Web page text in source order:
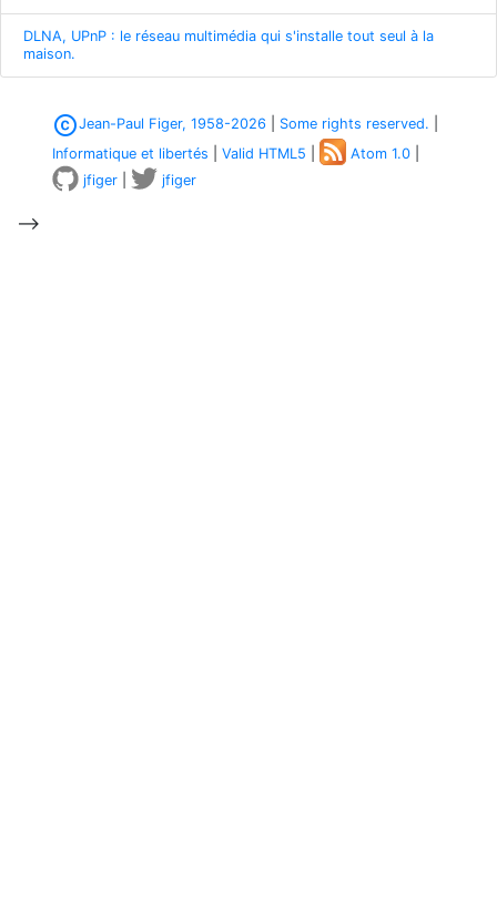
DLNA, UPnP : le réseau multimédia qui s'installe tout seul à la
maison.
copyrightJean-Paul Figer, 1958-2026 Some rights reserved.
Informatique et libertés
Valid HTML5 Atom 1.0
jfiger
jfiger
-->